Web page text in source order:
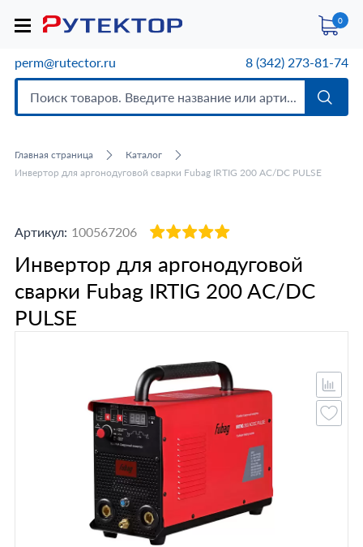
0
perm@rutector.ru 8 (342) 273-81-74
Главная страница
Каталог
Инвертор для аргонодуговой сварки Fubag IRTIG 200 AC/DC PULSE
Артикул: 100567206
Инвертор для аргонодуговой
сварки Fubag IRTIG 200 AC/DC
PULSE